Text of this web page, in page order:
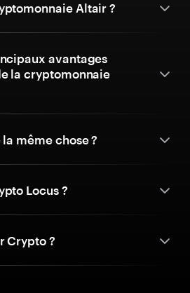
Altair ?
avantages
la cryptomonnaie
même chose ?
Locus ?
Crypto ?